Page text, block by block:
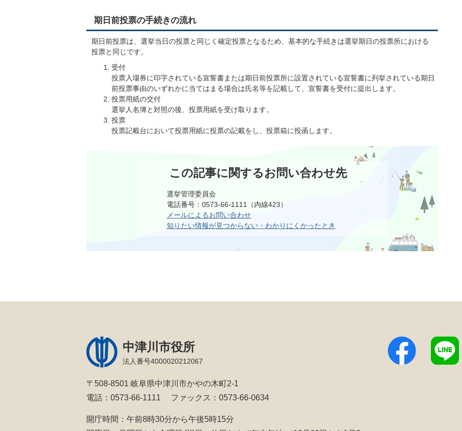
期日前投票の手続きの流れ
期日前投票は、選挙当日の投票と同じく確定投票となるため、基本的な手続きは選挙期日の投票所における
投票と同じです。
受付
投票入場券に印字されている宣誓書または期日前投票所に設置されている宣誓書に列挙されている期日
前投票事由のいずれかに当てはまる場合は氏名等を記載して、宣誓書を受付に提出します。
投票用紙の交付
選挙人名簿と対照の後、投票用紙を受け取ります。
投票
投票記載台において投票用紙に投票の記載をし、投票箱に投函します。
この記事に関するお問い合わせ先
選挙管理委員会
電話番号：0573-66-1111（内線423）
メールによるお問い合わせ
知りたい情報が見つからない・わかりにくかったとき
中津川市役所
法人番号4000020212067
〒508-8501 岐阜県中津川市かやの木町2-1
電話：0573-66-1111
ファックス：0573-66-0634
開庁時間：午前8時30分から午後5時15分